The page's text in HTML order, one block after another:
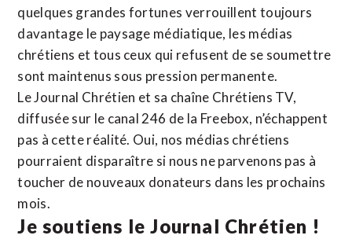
quelques grandes fortunes verrouillent toujours
davantage le paysage médiatique, les médias
chrétiens et tous ceux qui refusent de se soumettre
sont maintenus sous pression permanente.
Le Journal Chrétien et sa chaîne Chrétiens TV,
diffusée sur le canal 246 de la Freebox, n’échappent
pas à cette réalité. Oui, nos médias chrétiens
pourraient disparaître si nous ne parvenons pas à
toucher de nouveaux donateurs dans les prochains
mois.
Je soutiens le Journal Chrétien !